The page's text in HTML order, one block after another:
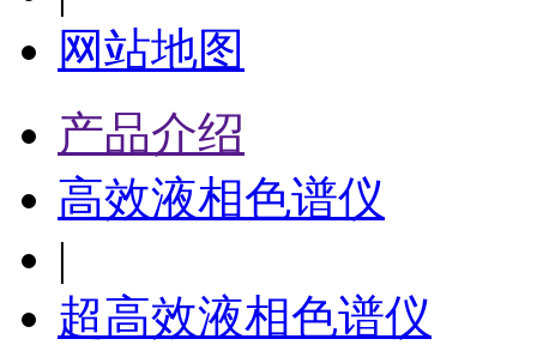
网站地图
产品介绍
高效液相色谱仪
|
超高效液相色谱仪